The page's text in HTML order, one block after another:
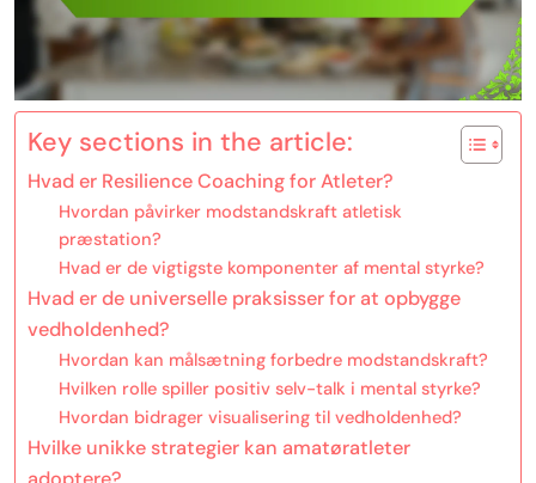
Key sections in the article:
Hvad er Resilience Coaching for Atleter?
Hvordan påvirker modstandskraft atletisk
præstation?
Hvad er de vigtigste komponenter af mental styrke?
Hvad er de universelle praksisser for at opbygge
vedholdenhed?
Hvordan kan målsætning forbedre modstandskraft?
Hvilken rolle spiller positiv selv-talk i mental styrke?
Hvordan bidrager visualisering til vedholdenhed?
Hvilke unikke strategier kan amatøratleter